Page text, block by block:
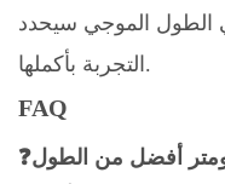
الطول الموجي سيحدد
التجربة بأكملها.
FAQ
❓هل الطول الموجي 810 نانومتر أفضل من الطول